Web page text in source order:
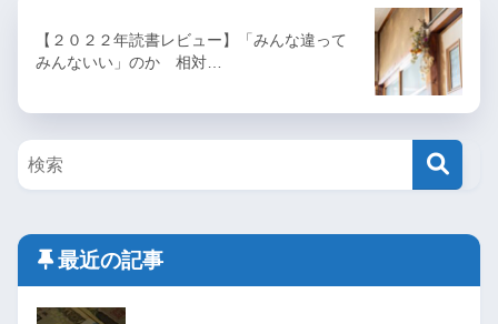
【２０２２年読書レビュー】「みんな違って
みんないい」のか 相対…
最近の記事